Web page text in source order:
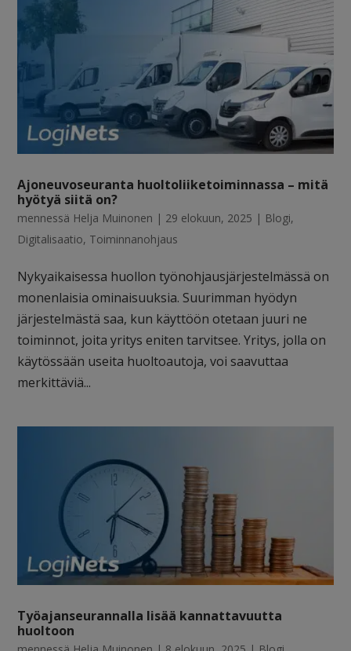
Ajoneuvoseuranta huoltoliiketoiminnassa – mitä
hyötyä siitä on?
mennessä Helja Muinonen | 29 elokuun, 2025 | Blogi,
Digitalisaatio, Toiminnanohjaus
Nykyaikaisessa huollon työnohjausjärjestelmässä on
monenlaisia ominaisuuksia. Suurimman hyödyn
järjestelmästä saa, kun käyttöön otetaan juuri ne
toiminnot, joita yritys eniten tarvitsee. Yritys, jolla on
käytössään useita huoltoautoja, voi saavuttaa
merkittäviä...
Työajanseurannalla lisää kannattavuutta
huoltoon